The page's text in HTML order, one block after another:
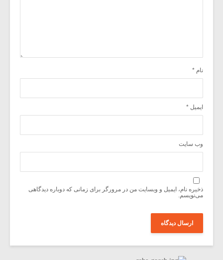
نام *
ایمیل *
وب‌ سایت
ذخیره نام، ایمیل و وبسایت من در مرورگر برای زمانی که دوباره دیدگاهی
می‌نویسم.